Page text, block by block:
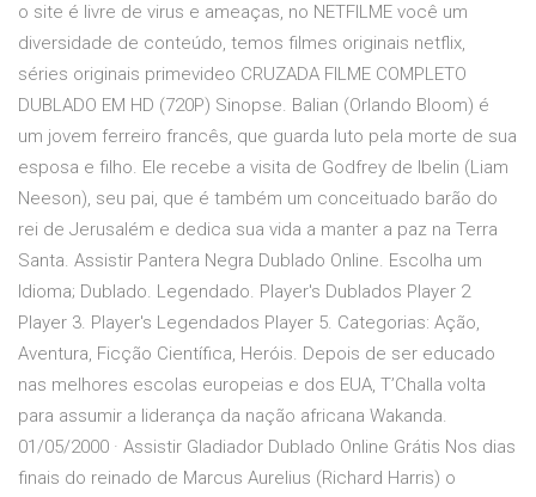
o site é livre de virus e ameaças, no NETFILME você um
diversidade de conteúdo, temos filmes originais netflix,
séries originais primevideo CRUZADA FILME COMPLETO
DUBLADO EM HD (720P) Sinopse. Balian (Orlando Bloom) é
um jovem ferreiro francês, que guarda luto pela morte de sua
esposa e filho. Ele recebe a visita de Godfrey de Ibelin (Liam
Neeson), seu pai, que é também um conceituado barão do
rei de Jerusalém e dedica sua vida a manter a paz na Terra
Santa. Assistir Pantera Negra Dublado Online. Escolha um
Idioma; Dublado. Legendado. Player's Dublados Player 2
Player 3. Player's Legendados Player 5. Categorias: Ação,
Aventura, Ficção Científica, Heróis. Depois de ser educado
nas melhores escolas europeias e dos EUA, T’Challa volta
para assumir a liderança da nação africana Wakanda.
01/05/2000 · Assistir Gladiador Dublado Online Grátis Nos dias
finais do reinado de Marcus Aurelius (Richard Harris) o